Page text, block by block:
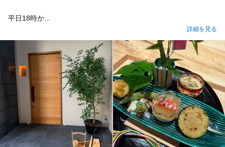
平日18時か...
詳細を見る